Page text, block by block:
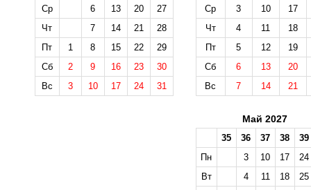
Ср
6 13 20
27
Чт
7 14 21
28
Пт
1 8 15 22
29
Сб
2 9 16 23
30
Вс
3 10 17 24 31
Ср
3 10
17
Чт
4 11
18
Пт
5 12
19
Сб
6 13
20
Вс
7 14 21
Май 2027
35 36 37 38
39
Пн
3 10 17
24
Вт
4 11 18
25